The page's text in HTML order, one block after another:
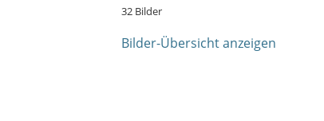
32 Bilder
Bilder-Übersicht anzeigen